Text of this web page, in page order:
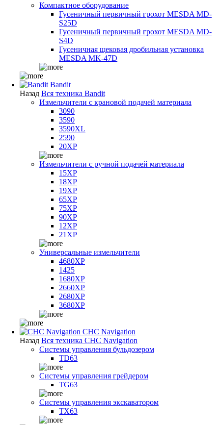
Компактное оборудование
Гусеничный первичный грохот MESDA MD-
S25D
Гусеничный первичный грохот MESDA MD-
S4D
Гусеничная щековая дробильная установка
MESDA MK-47D
Bandit
Назад Вся техника Bandit
Измельчители с крановой подачей материала
3090
3590
3590XL
2590
20XP
Измельчители с ручной подачей материала
15XP
18XP
19XP
65XP
75XP
90XP
12XP
21XP
Универсальные измельчители
4680XP
1425
1680XP
2660XP
2680XP
3680XP
CHC Navigation
Назад Вся техника CHC Navigation
Системы управления бульдозером
TD63
Системы управления грейдером
TG63
Системы управления экскаватором
TX63